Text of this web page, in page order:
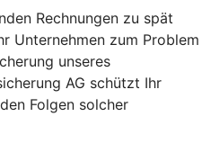
Rechnungen zu spät
Unternehmen zum Problem
unseres
AG schützt Ihr
Folgen solcher